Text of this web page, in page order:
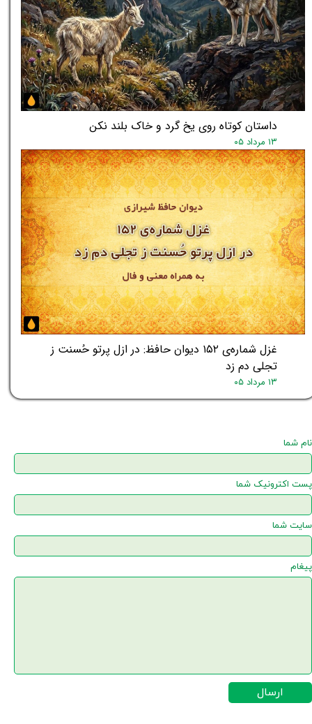
داستان کوتاه روی یخ گرد و خاک بلند نکن
۱۳ مرداد ۰۵
غزل شماره‌ی ۱۵۲ دیوان حافظ: در ازل پرتو حُسنت ز
تجلی دم زد
۱۳ مرداد ۰۵
نام شما
پست اکترونیک شما
سایت شما
پیغام
ارسال